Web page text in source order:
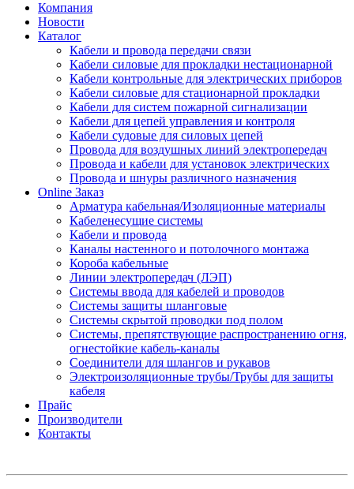
Компания
Новости
Каталог
Кабели и провода передачи связи
Кабели силовые для прокладки нестационарной
Кабели контрольные для электрических приборов
Кабели силовые для стационарной прокладки
Кабели для систем пожарной сигнализации
Кабели для цепей управления и контроля
Кабели судовые для силовых цепей
Провода для воздушных линий электропередач
Провода и кабели для установок электрических
Провода и шнуры различного назначения
Online Заказ
Арматура кабельная/Изоляционные материалы
Кабеленесущие системы
Кабели и провода
Каналы настенного и потолочного монтажа
Короба кабельные
Линии электропередач (ЛЭП)
Системы ввода для кабелей и проводов
Системы защиты шланговые
Системы скрытой проводки под полом
Системы, препятствующие распространению огня,
огнестойкие кабель-каналы
Соединители для шлангов и рукавов
Электроизоляционные трубы/Трубы для защиты
кабеля
Прайс
Производители
Контакты